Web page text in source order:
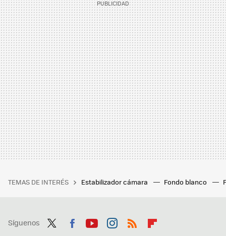
TEMAS DE INTERÉS Estabilizador cámara Fondo blanco
Síguenos